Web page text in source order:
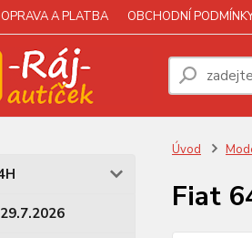
A PLATBA OBCHODNÍ
Úvod
Fiat